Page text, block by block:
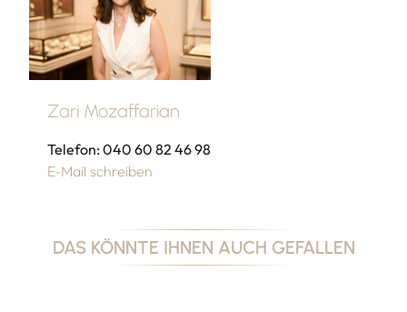
Zari Mozaffarian
Telefon: 040 60 82 46 98
E-Mail schreiben
DAS KÖNNTE IHNEN AUCH GEFALLEN